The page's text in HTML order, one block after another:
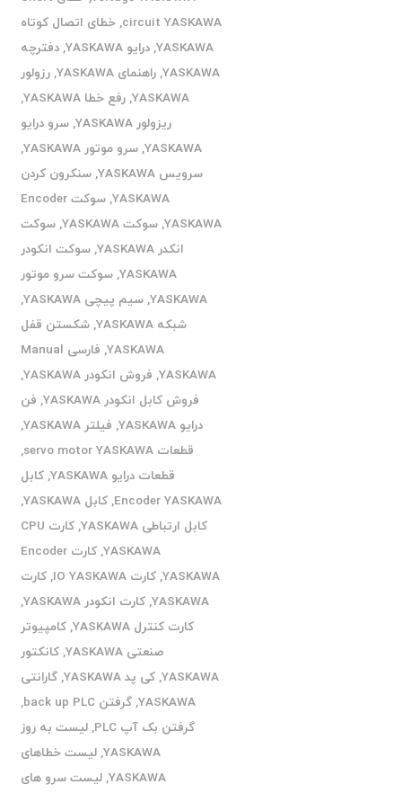
circuit YASKAWA
,خطای اتصال کوتاه
YASKAWA
,درایو YASKAWA ,دفترچه
YASKAWA
,راهنمای YASKAWA ,رزولور
YASKAWA
,رفع خطا YASKAWA
,
ریزولور YASKAWA
,سرو درایو
YASKAWA
,سرو موتور YASKAWA
,
سرویس YASKAWA
,سنکرون کردن
YASKAWA
,
سوکت Encoder
YASKAWA
,سوکت YASKAWA ,سوکت
انکدر YASKAWA
,سوکت انکودر
YASKAWA
,سوکت سرو موتور
YASKAWA
,سیم پیچی YASKAWA
,
شبکه YASKAWA
,شکستن قفل
YASKAWA
,
فارسی Manual
YASKAWA
, فروش انکودر YASKAWA
,
فروش کابل انکودر YASKAWA
, فن
درایو YASKAWA
, فیلتر YASKAWA
,
قطعات servo motor YASKAWA
,
قطعات درایو YASKAWA
,کابل
Encoder YASKAWA
,کابل YASKAWA
,
کابل ارتباطی YASKAWA
,
کارت CPU
YASKAWA
,
کارت Encoder
YASKAWA
,کارت IO YASKAWA ,کارت
YASKAWA
,کارت انکودر YASKAWA
,
کارت کنترل YASKAWA
,کامپیوتر
صنعتی YASKAWA
,کانکتور
YASKAWA
,کی پد YASKAWA ,گارانتی
YASKAWA
,گرفتن back up PLC
,
گرفتن بک آپ PLC
,لیست به روز
YASKAWA
,لیست خطاهای
YASKAWA
,لیست سرو های